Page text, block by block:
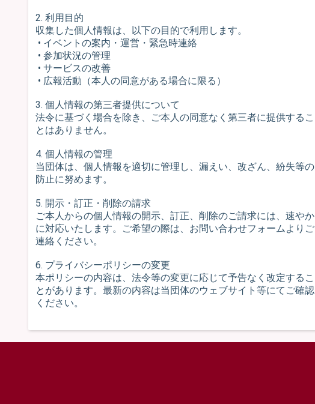
2. 利用目的
収集した個人情報は、以下の目的で利用します。
• イベントの案内・運営・緊急時連絡
• 参加状況の管理
• サービスの改善
• 広報活動（本人の同意がある場合に限る）
3. 個人情報の第三者提供について
法令に基づく場合を除き、ご本人の同意なく第三者に提供するこ
とはありません。
4. 個人情報の管理
当団体は、個人情報を適切に管理し、漏えい、改ざん、紛失等の
防止に努めます。
5. 開示・訂正・削除の請求
ご本人からの個人情報の開示、訂正、削除のご請求には、速やか
に対応いたします。ご希望の際は、お問い合わせフォームよりご
連絡ください。
6. プライバシーポリシーの変更
本ポリシーの内容は、法令等の変更に応じて予告なく改定するこ
とがあります。最新の内容は当団体のウェブサイト等にてご確認
ください。